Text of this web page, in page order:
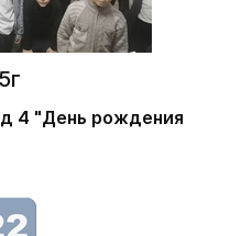
4 "День рождения